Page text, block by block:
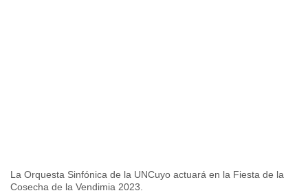
La Orquesta Sinfónica de la UNCuyo actuará en la Fiesta de la
Cosecha de la Vendimia 2023.